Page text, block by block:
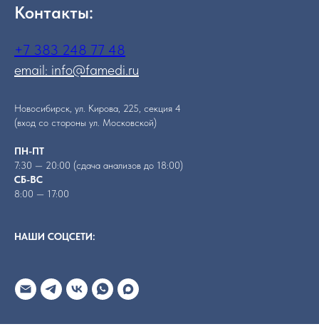
Контакты:
+7 383 248 77 48
email: info@famedi.ru
Новосибирск, ул. Кирова, 225, секция 4
(вход со стороны ул. Московской)
ПН-ПТ
7:30 — 20:00 (сдача анализов до 18:00)
СБ-ВС
8:00 — 17:00
НАШИ СОЦСЕТИ: